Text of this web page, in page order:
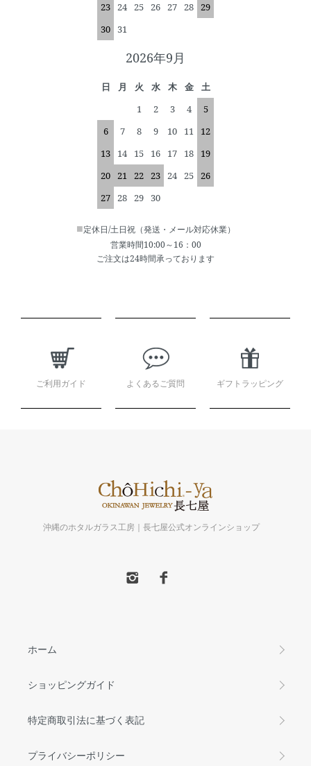
23 24 25 26 27 28 29
30 31
2026年9月
日 月 火 水 木 金
土
1
2 3 4
5
6
7 8 9 10 11
12
13
14 15 16 17 18
19
20 21 22 23 24 25 26
27 28 29 30
■定休日/土日祝（発送・メール対応休業）
営業時間10:00～16：00
ご注文は24時間承っております
ご利用ガイド よくあるご質問 ギフトラッピング
沖縄のホタルガラス工房｜長七屋公式オンラインショップ
ホーム
ショッピングガイド
特定商取引法に基づく表記
プライバシーポリシー